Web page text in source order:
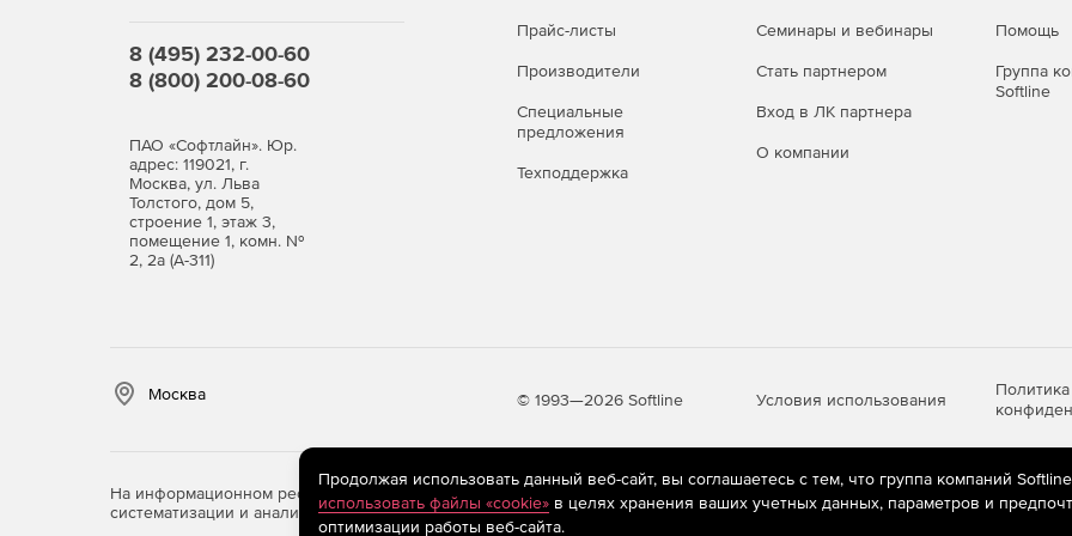
8 (495) 232-00-60
8 (800) 200-08-60
ПАО «Софтлайн». Юр.
адрес: 119021, г.
Москва, ул. Льва
Толстого, дом 5,
строение 1, этаж 3,
помещение 1, комн. №
2, 2а (А-311)
Прайс-листы
Производители
Специальные
предложения
Техподдержка
Семинары и вебинары
Стать партнером
Вход в ЛК партнера
О компании
Помощь
Группа
Softline
Москва © 1993—2026 Softline Условия использования
Политика
На информационном ресурсе store.softline.ru применяются рекомендательные технологии
(информационные
систематизации и анализа сведений, относящихся к предпочтениям пользователей сети «Интернет», находящихся на
Продолжая использовать данный веб-сайт, вы соглашаетесь с тем, что группа компаний
использовать файлы «cookie»в целях хранения ваших учетных данных, параметров и
оптимизации работы веб-сайта.